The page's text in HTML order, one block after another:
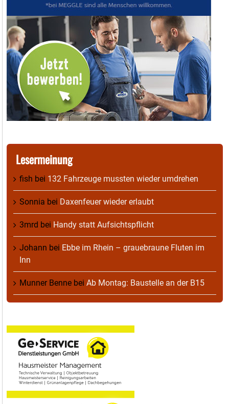
Lesermeinung
fish bei 132 Fahrzeuge mussten wieder umdrehen
Sonnia bei Daxenfeuer wieder erlaubt
3mrd bei Handy statt Aufsichtspflicht
Johann bei Ebbe im Rhein – grauebraune Fluten im
Inn
Munner Benne bei Ab Montag: Baustelle an der B15